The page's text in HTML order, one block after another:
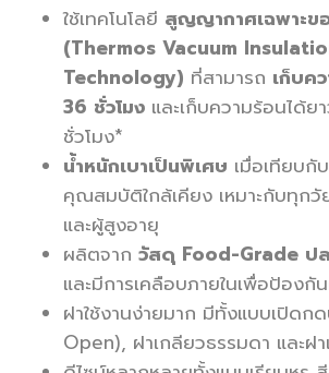
ใช้เทคโนโลยี สูญญากาศเฉพาะข
(Thermos Vacuum
Technology) ที่สามารถ เก็บค
36 ชั่วโมง และเก็บความร้อนได้ย
ชั่วโมง*
น้ำหนักเบาเป็นพิเศษ เมื่อเทียบกั
คุณสมบัติใกล้เคียง เหมาะกับทุกวั
และผู้สูงอายุ
ผลิตจาก วัสดุ Food-Grade ป
และมีการเคลือบภายในเพื่อป้องกั
ฝาใช้งานง่ายมาก มีทั้งแบบเปิดก
Open), ฝาเกลียวธรรมดา และฝ